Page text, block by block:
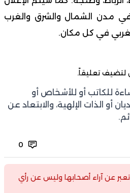
في مدن الشمال والشرق والغرب
في كل مكان.
لتضيف تعليقاً.
للكاتب أو للأشخاص أو
أو الذات الإلهية، والابتعاد عن
0
تعبر عن آراء أصحابها وليس عن رأي